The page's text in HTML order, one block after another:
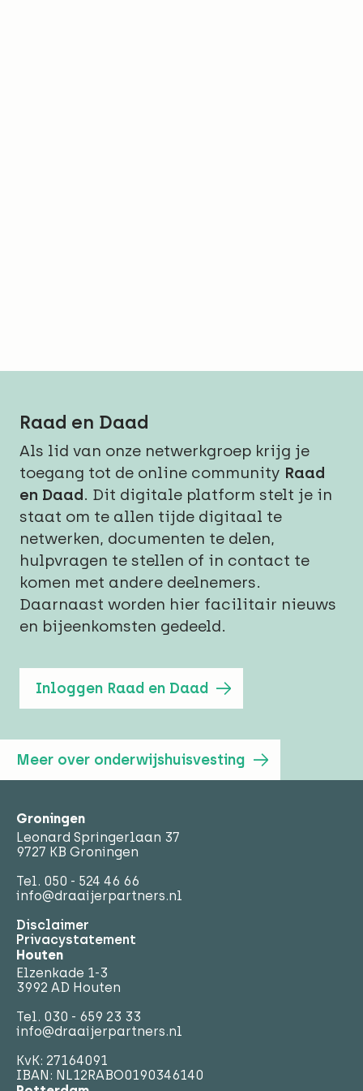
Raad en Daad
Als lid van onze netwerkgroep krijg je
toegang tot de online community Raad
en Daad. Dit digitale platform stelt je in
staat om te allen tijde digitaal te
netwerken, documenten te delen,
hulpvragen te stellen of in contact te
komen met andere deelnemers.
Daarnaast worden hier facilitair nieuws
en bijeenkomsten gedeeld.
Inloggen Raad en Daad
Meer over onderwijshuisvesting
Groningen
Leonard Springerlaan 37
9727 KB Groningen
Tel. 050 - 524 46 66
info@draaijerpartners.nl
Disclaimer
Privacystatement
Houten
Elzenkade 1-3
3992 AD Houten
Tel. 030 - 659 23 33
info@draaijerpartners.nl
KvK: 27164091
IBAN: NL12RABO0190346140